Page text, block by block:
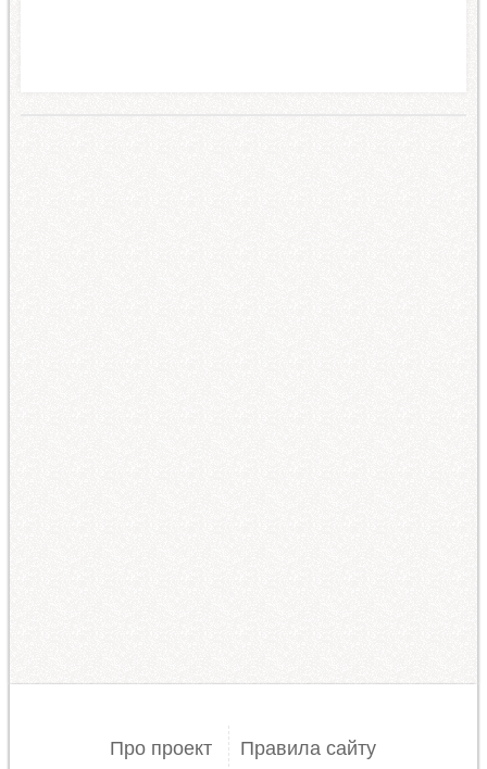
Про проект Правила сайту